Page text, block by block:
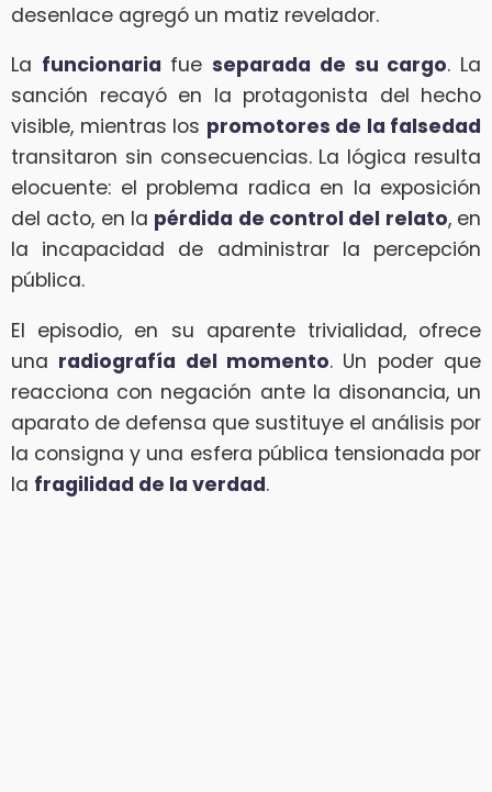
desenlace agregó un matiz revelador.
La funcionaria fueseparada de su cargo. La
sanción recayó en la protagonista del hecho
visible, mientras los promotores de la falsedad
transitaron sin consecuencias. La lógica resulta
elocuente: el problema radica en la exposición
del acto, en la pérdida de control del relato, en
la incapacidad de administrar la percepción
pública.
El episodio, en su aparente trivialidad, ofrece
una radiografía del momento. Un poder que
reacciona con negación ante la disonancia, un
aparato de defensa que sustituye el análisis por
la consigna y una esfera pública tensionada por
la fragilidad de la verdad.